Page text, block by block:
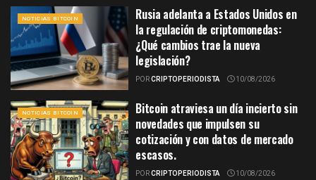
NOTICIAS BITCOIN
Rusia adelanta a Estados Unidos en
la regulación de criptomonedas:
¿Qué cambios trae la nueva
legislación?
PORCRIPTOPERIODISTA 10/08/2026
NOTICIAS BITCOIN
Bitcoin atraviesa un día incierto sin
novedades que impulsen su
cotización y con datos de mercado
escasos.
PORCRIPTOPERIODISTA 10/08/2026